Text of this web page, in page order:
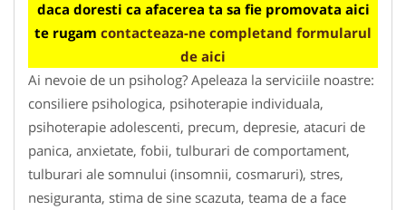
daca doresti ca afacerea ta sa fie promovata aici
te rugam contacteaza-ne completand formularul
de aici
Ai nevoie de un psiholog? Apeleaza la serviciile noastre:
consiliere psihologica, psihoterapie individuala,
psihoterapie adolescenti, precum, depresie, atacuri de
panica, anxietate, fobii, tulburari de comportament,
tulburari ale somnului (insomnii, cosmaruri), stres,
nesiguranta, stima de sine scazuta, teama de a face